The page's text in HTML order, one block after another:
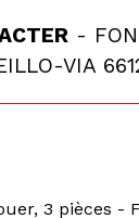
-
VIA